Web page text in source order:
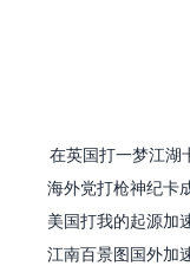
在英国打一梦江湖